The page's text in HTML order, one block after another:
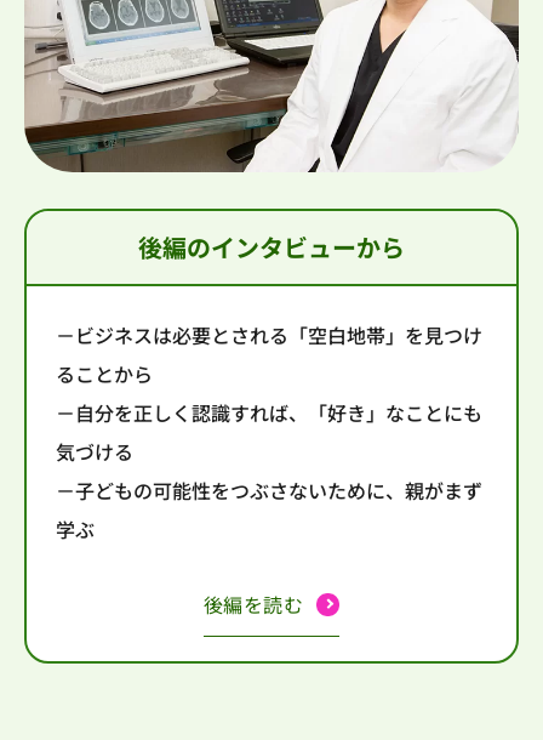
後編のインタビューから
－ビジネスは必要とされる「空白地帯」を見つけ
ることから
－自分を正しく認識すれば、「好き」なことにも
気づける
－子どもの可能性をつぶさないために、親がまず
学ぶ
後編を読む